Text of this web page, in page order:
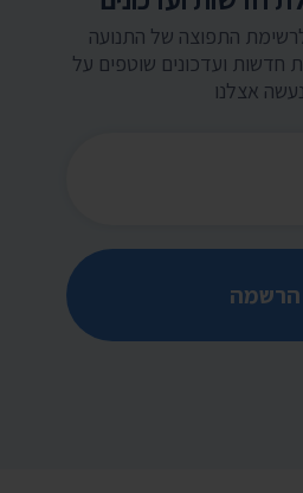
התפוצה של התנועה
חדשות ועדכונים שוטפים על
אצלנו
הרשמה